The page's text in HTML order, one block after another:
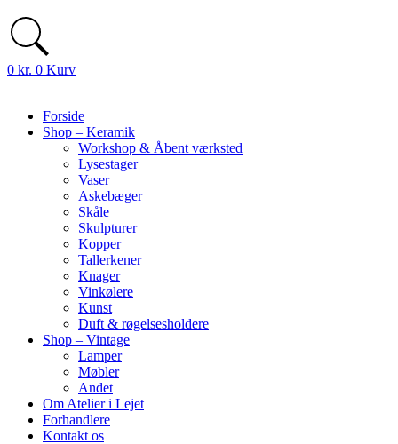
0 kr. 0 Kurv
Forside
Shop – Keramik
Workshop & Åbent værksted
Lysestager
Vaser
Askebæger
Skåle
Skulpturer
Kopper
Tallerkener
Knager
Vinkølere
Kunst
Duft & røgelsesholdere
Shop – Vintage
Lamper
Møbler
Andet
Om Atelier i Lejet
Forhandlere
Kontakt os